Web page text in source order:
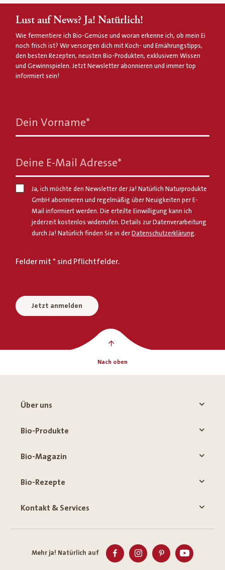
Lust auf News? Ja! Natürlich!
Wie fermentiere ich Bio-Gemüse und woran erkenne ich, ob mein Ei
noch frisch ist? Wir versorgen dich mit Koch- und Ernährungstipps,
den besten Rezepten, neusten Bio-Produkten, exklusivem Wissen
und Gewinnspielen. Jetzt Newsletter abonnieren und immer top
informiert sein!
Dein Vorname*
Deine E-Mail Adresse*
Ja, ich möchte den Newsletter der Ja! Natürlich Naturprodukte
GmbH abonnieren und regelmäßig über Neuigkeiten per E-
Mail informiert werden. Die erteilte Einwilligung kann ich
jederzeit kostenlos widerrufen. Details zur Datenverarbeitung
durch Ja! Natürlich finden Sie in derDatenschutzerklärung.
Felder mit * sind Pflichtfelder.
Jetzt anmelden
Nach oben
Über uns
Bio-Produkte
Bio-Magazin
Bio-Rezepte
Kontakt & Services
Mehr ja! Natürlich auf